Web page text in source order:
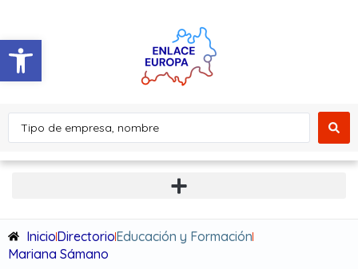
Abrir barra de herramientas
InicioDirectorioEducación y Formación
Mariana Sámano